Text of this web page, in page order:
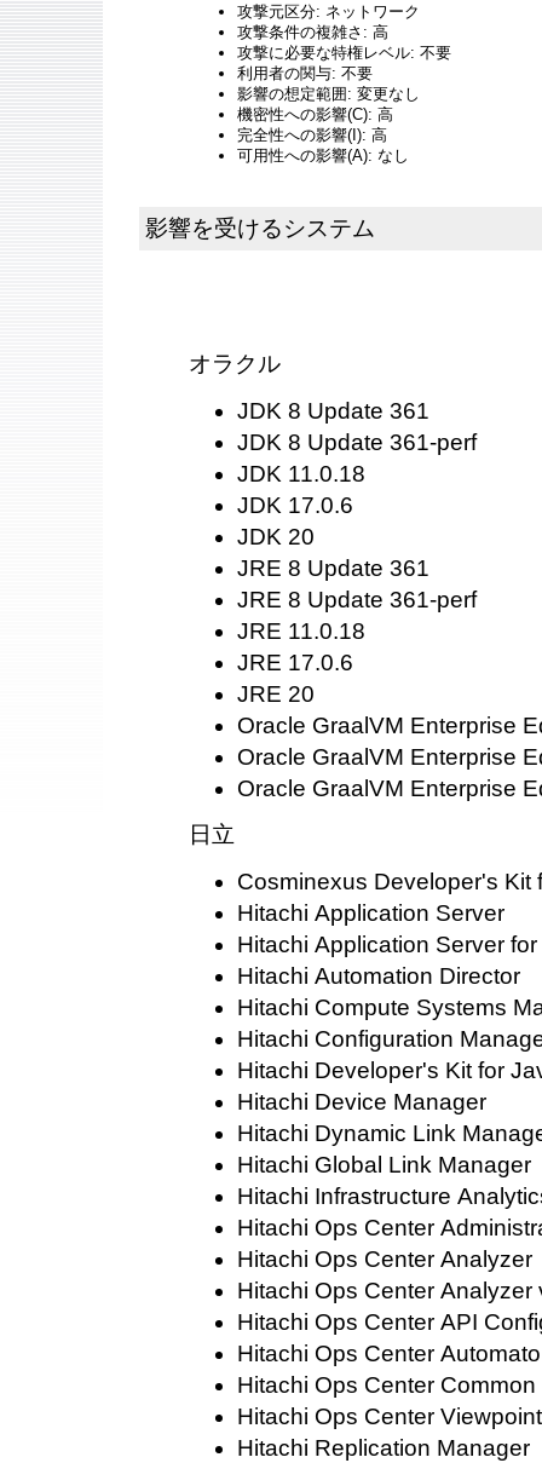
攻撃元区分: ネットワーク
攻撃条件の複雑さ: 高
攻撃に必要な特権レベル: 不要
利用者の関与: 不要
影響の想定範囲: 変更なし
機密性への影響(C): 高
完全性への影響(I): 高
可用性への影響(A): なし
影響を受けるシステム
オラクル
JDK 8 Update 361
JDK 8 Update 361-perf
JDK 11.0.18
JDK 17.0.6
JDK 20
JRE 8 Update 361
JRE 8 Update 361-perf
JRE 11.0.18
JRE 17.0.6
JRE 20
Oracle GraalVM Enterprise
Oracle GraalVM Enterprise
Oracle GraalVM Enterprise
日立
Cosminexus Developer's Kit
Hitachi Application Server
Hitachi Application Server
Hitachi Automation Director
Hitachi Compute Systems
Hitachi Configuration
Hitachi Developer's Kit for
Hitachi Device Manager
Hitachi Dynamic Link
Hitachi Global Link Manager
Hitachi Infrastructure
Hitachi Ops Center
Hitachi Ops Center Analyzer
Hitachi Ops Center Analyzer
Hitachi Ops Center API
Hitachi Ops Center
Hitachi Ops Center
Hitachi Ops Center Viewpoint
Hitachi Replication Manager